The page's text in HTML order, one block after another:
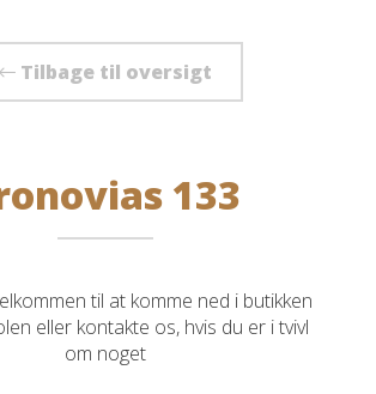
Tilbage til oversigt
133
til at komme ned i butikken
eller kontakte os, hvis du er i tvivl
om noget